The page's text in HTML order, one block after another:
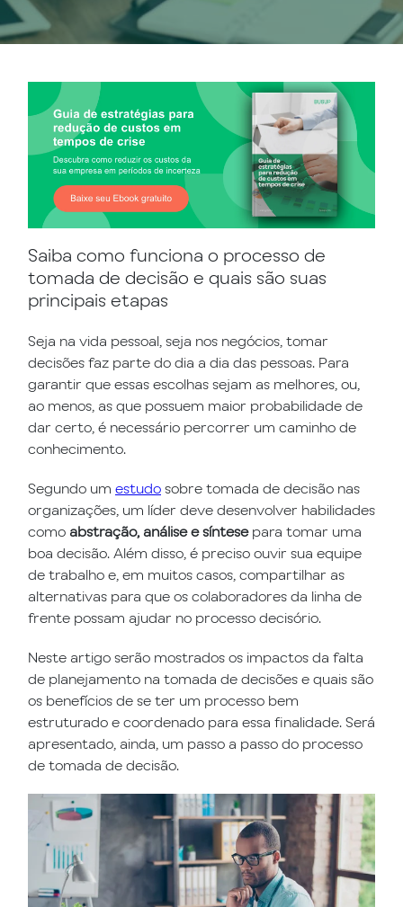
Saiba como funciona o processo de
tomada de decisão e quais são suas
principais etapas
Seja na vida pessoal, seja nos negócios, tomar
decisões faz parte do dia a dia das pessoas. Para
garantir que essas escolhas sejam as melhores, ou,
ao menos, as que possuem maior probabilidade de
dar certo, é necessário percorrer um caminho de
conhecimento.
Segundo um estudo sobre tomada de decisão nas
organizações, um líder deve desenvolver habilidades
como abstração, análise e síntesepara tomar uma
boa decisão. Além disso, é preciso ouvir sua equipe
de trabalho e, em muitos casos, compartilhar as
alternativas para que os colaboradores da linha de
frente possam ajudar no processo decisório.
Neste artigo serão mostrados os impactos da falta
de planejamento na tomada de decisões e quais são
os benefícios de se ter um processo bem
estruturado e coordenado para essa finalidade. Será
apresentado, ainda, um passo a passo do processo
de tomada de decisão.